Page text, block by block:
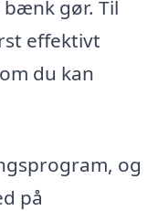
gør. Til
effektivt
du kan
og
på